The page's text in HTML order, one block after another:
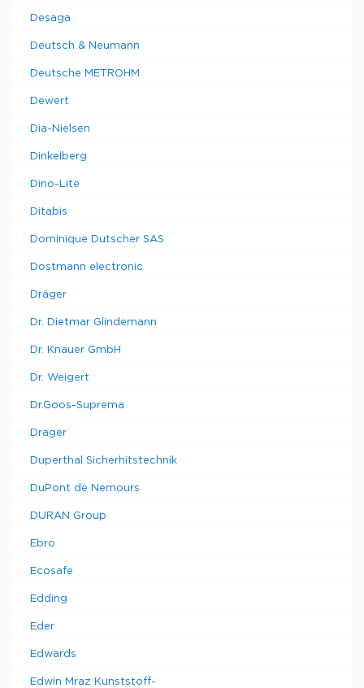
Desaga
Deutsch & Neumann
Deutsche METROHM
Dewert
Dia-Nielsen
Dinkelberg
Dino-Lite
Ditabis
Dominique Dutscher SAS
Dostmann electronic
Dräger
Dr. Dietmar Glindemann
Dr. Knauer GmbH
Dr. Weigert
Dr.Goos-Suprema
Drager
Duperthal Sicherhitstechnik
DuPont de Nemours
DURAN Group
Ebro
Ecosafe
Edding
Eder
Edwards
Edwin Mraz Kunststoff-